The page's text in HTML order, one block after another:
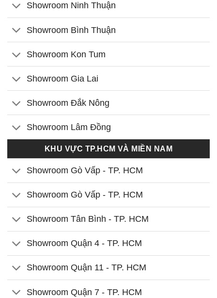
Showroom Ninh Thuận
Showroom Bình Thuận
Showroom Kon Tum
Showroom Gia Lai
Showroom Đắk Nông
Showroom Lâm Đồng
KHU VỰC TP.HCM VÀ MIỀN NAM
Showroom Gò Vấp - TP. HCM
Showroom Gò Vấp - TP. HCM
Showroom Tân Bình - TP. HCM
Showroom Quận 4 - TP. HCM
Showroom Quận 11 - TP. HCM
Showroom Quận 7 - TP. HCM